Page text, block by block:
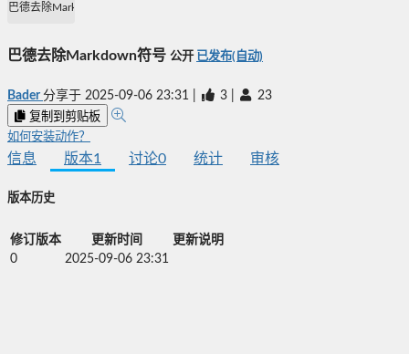
巴德去除Markdown符号
巴德去除Markdown符号 公开 已发布(自动)
Bader分享于 2025-09-06 23:31 3 23
复制到剪贴板
如何安装动作？
信息 版本1 讨论0 统计 审核
版本历史
修订版本 更新时间
更新说明
0
2025-09-06 23:31